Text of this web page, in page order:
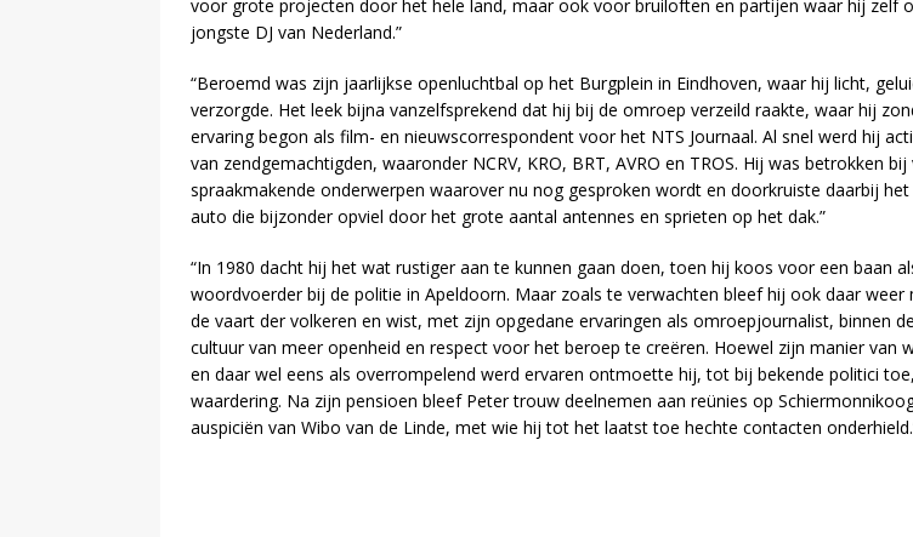
voor grote projecten door het hele land, maar ook voor bruiloften en partijen waar hij zelf
jongste DJ van Nederland.”
“Beroemd was zijn jaarlijkse openluchtbal op het Burgplein in Eindhoven, waar hij licht,
verzorgde. Het leek bijna vanzelfsprekend dat hij bij de omroep verzeild raakte, waar hij
ervaring begon als film- en nieuwscorrespondent voor het NTS Journaal. Al snel werd hij
van zendgemachtigden, waaronder NCRV, KRO, BRT, AVRO en TROS. Hij was betrokken bij
spraakmakende onderwerpen waarover nu nog gesproken wordt en doorkruiste daarbij het
auto die bijzonder opviel door het grote aantal antennes en sprieten op het dak.”
“In 1980 dacht hij het wat rustiger aan te kunnen gaan doen, toen hij koos voor een baan
woordvoerder bij de politie in Apeldoorn. Maar zoals te verwachten bleef hij ook daar weer
de vaart der volkeren en wist, met zijn opgedane ervaringen als omroepjournalist, binnen
cultuur van meer openheid en respect voor het beroep te creëren. Hoewel zijn manier van
en daar wel eens als overrompelend werd ervaren ontmoette hij, tot bij bekende politici
waardering. Na zijn pensioen bleef Peter trouw deelnemen aan reünies op
auspiciën van Wibo van de Linde, met wie hij tot het laatst toe hechte contacten